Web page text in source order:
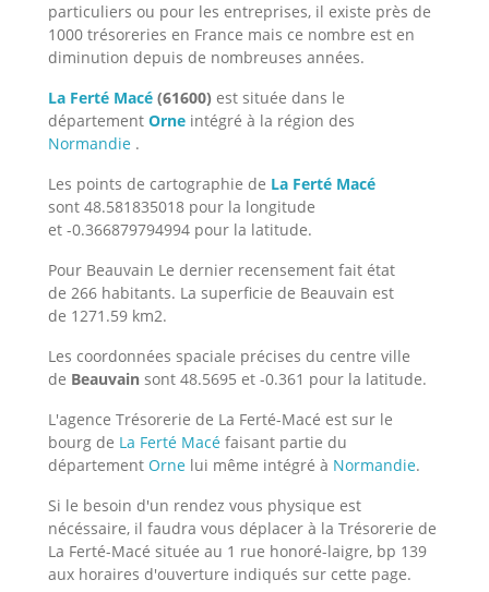
particuliers ou pour les entreprises, il existe près de
1000 trésoreries en France mais ce nombre est en
diminution depuis de nombreuses années.
La Ferté Macé (61600) est située dans le
département Orne intégré à la région des
Normandie .
Les points de cartographie de La Ferté Macé
sont 48.581835018 pour la longitude
et -0.366879794994 pour la latitude.
Pour Beauvain Le dernier recensement fait état
de 266 habitants. La superficie de Beauvain est
de 1271.59 km2.
Les coordonnées spaciale précises du centre ville
de Beauvain sont 48.5695 et -0.361 pour la latitude.
L'agence Trésorerie de La Ferté-Macé est sur le
bourg de La Ferté Macé faisant partie du
département Orne lui même intégré à Normandie.
Si le besoin d'un rendez vous physique est
nécéssaire, il faudra vous déplacer à la Trésorerie de
La Ferté-Macé située au 1 rue honoré-laigre, bp 139
aux horaires d'ouverture indiqués sur cette page.